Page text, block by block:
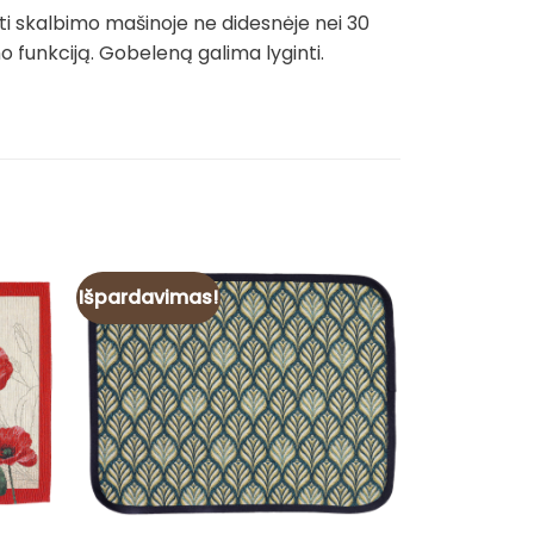
mašinoje ne didesnėje nei 30
funkciją. Gobeleną galima lyginti.
Išpardavimas!